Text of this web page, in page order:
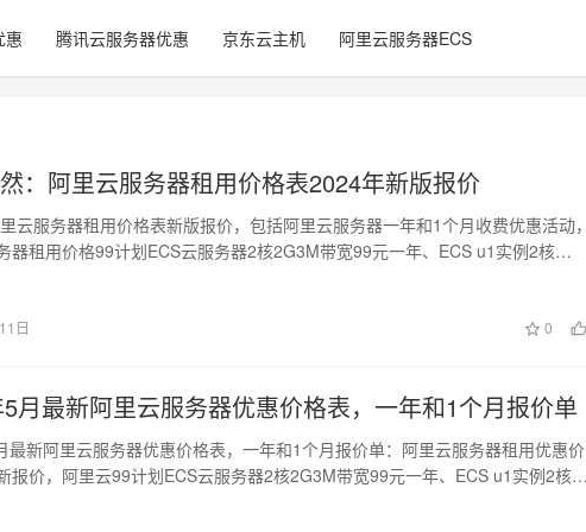
惠 腾讯云服务器优惠 京东云主机 阿里云服务器ECS
：阿里云服务器租用价格表2024年新版报价
云服务器租用价格表新版报价，包括阿里云服务器一年和1个月收费优惠活动，
器租用价格99计划ECS云服务器2核2G3M带宽99元一年、ECS u1实例2核
日 0
月最新阿里云服务器优惠价格表，一年和1个月报价单
最新阿里云服务器优惠价格表，一年和1个月报价单：阿里云服务器租用优惠价
报价，阿里云99计划ECS云服务器2核2G3M带宽99元一年、ECS u1实例2核